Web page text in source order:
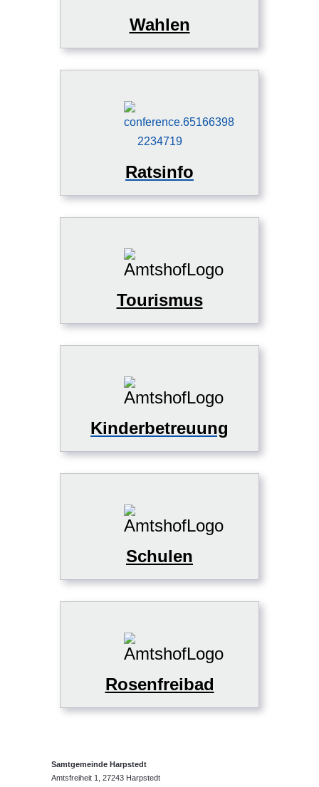
Wahlen
Ratsinfo
Tourismus
Kinderbetreuung
Schulen
Rosenfreibad
Samtgemeinde Harpstedt
Amtsfreiheit 1, 27243 Harpstedt